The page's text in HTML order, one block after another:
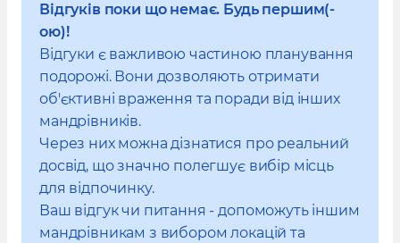
Відгуків поки що немає. Будь першим(-
ою)!
Відгуки є важливою частиною планування
подорожі. Вони дозволяють отримати
об'єктивні враження та поради від інших
мандрівників.
Через них можна дізнатися про реальний
досвід, що значно полегшує вибір місць
для відпочинку.
Ваш відгук чи питання - допоможуть іншим
мандрівникам з вибором локацій та